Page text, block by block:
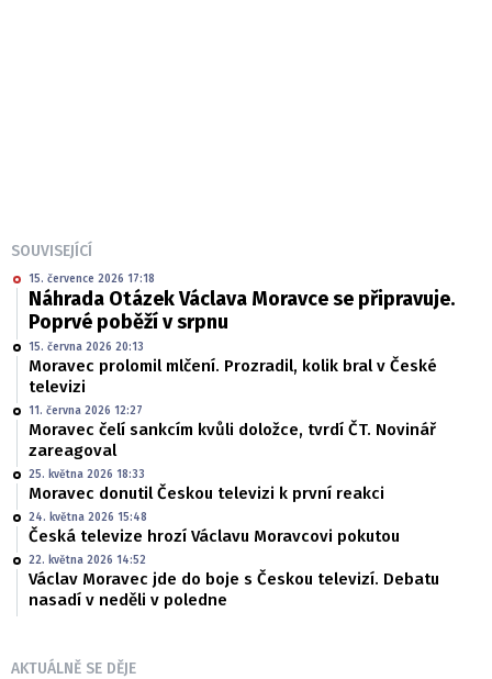
SOUVISEJÍCÍ
15. července 2026 17:18
Náhrada Otázek Václava Moravce se připravuje.
Poprvé poběží v srpnu
15. června 2026 20:13
Moravec prolomil mlčení. Prozradil, kolik bral v České
televizi
11. června 2026 12:27
Moravec čelí sankcím kvůli doložce, tvrdí ČT. Novinář
zareagoval
25. května 2026 18:33
Moravec donutil Českou televizi k první reakci
24. května 2026 15:48
Česká televize hrozí Václavu Moravcovi pokutou
22. května 2026 14:52
Václav Moravec jde do boje s Českou televizí. Debatu
nasadí v neděli v poledne
AKTUÁLNĚ SE DĚJE